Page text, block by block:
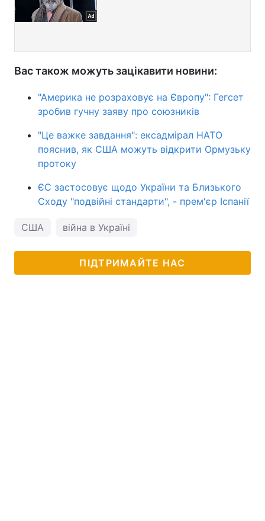
Вас також можуть зацікавити новини:
"Америка не розраховує на Європу": Гегсет
зробив гучну заяву про союзників
"Це важке завдання": ексадмірал НАТО
пояснив, як США можуть відкрити Ормузьку
протоку
ЄС застосовує щодо України та Близького
Сходу "подвійні стандарти", - прем'єр Іспанії
США війна в Україні
ПІДТРИМАЙТЕ НАС